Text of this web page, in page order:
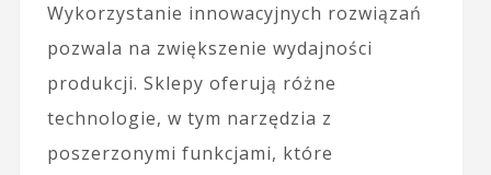
Wykorzystanie innowacyjnych rozwiązań
pozwala na zwiększenie wydajności
produkcji. Sklepy oferują różne
technologie, w tym narzędzia z
poszerzonymi funkcjami, które